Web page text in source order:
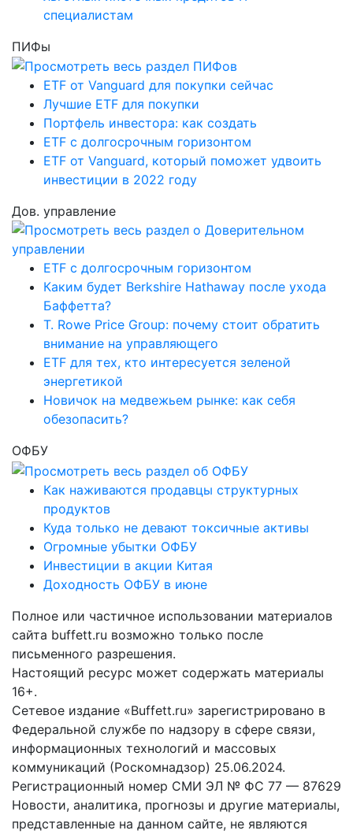
специалистам
ПИФы
ETF от Vanguard для покупки сейчас
Лучшие ETF для покупки
Портфель инвестора: как создать
ETF с долгосрочным горизонтом
ETF от Vanguard, который поможет удвоить
инвестиции в 2022 году
Дов. управление
ETF с долгосрочным горизонтом
Каким будет Berkshire Hathaway после ухода
Баффетта?
T. Rowe Price Group: почему стоит обратить
внимание на управляющего
ETF для тех, кто интересуется зеленой
энергетикой
Новичок на медвежьем рынке: как себя
обезопасить?
ОФБУ
Как наживаются продавцы структурных
продуктов
Куда только не девают токсичные активы
Огромные убытки ОФБУ
Инвестиции в акции Китая
Доходность ОФБУ в июне
Полное или частичное использовании материалов
сайта buffett.ru возможно только после
письменного разрешения.
Настоящий ресурс может содержать материалы
16+.
Сетевое издание «Buffett.ru» зарегистрировано в
Федеральной службе по надзору в сфере связи,
информационных технологий и массовых
коммуникаций (Роскомнадзор) 25.06.2024.
Регистрационный номер СМИ ЭЛ № ФС 77 — 87629
Новости, аналитика, прогнозы и другие материалы,
представленные на данном сайте, не являются